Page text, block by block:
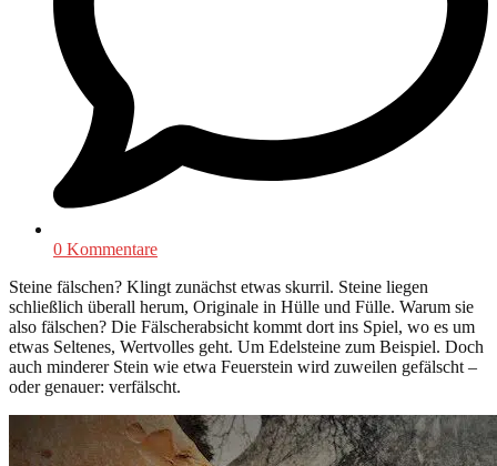
0 Kommentare
Steine fälschen? Klingt zunächst etwas skurril. Steine liegen
schließlich überall herum, Originale in Hülle und Fülle. Warum sie
also fälschen? Die Fälscherabsicht kommt dort ins Spiel, wo es um
etwas Seltenes, Wertvolles geht. Um Edelsteine zum Beispiel. Doch
auch minderer Stein wie etwa Feuerstein wird zuweilen gefälscht –
oder genauer: verfälscht.